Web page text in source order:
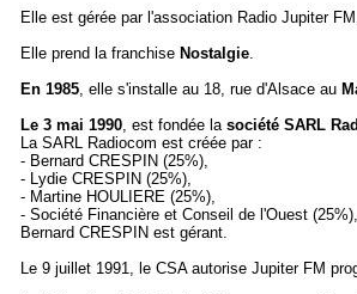
Elle est gérée par l'association Radio Jupiter
Elle prend la franchise Nostalgie.
En 1985, elle s'installe au 18, rue d'Alsace au
Le 3 mai 1990, est fondée la société SARL
La SARL Radiocom est créée par :
- Bernard CRESPIN (25%),
- Lydie CRESPIN (25%),
- Martine HOULIERE (25%),
- Société Financière et Conseil de l'Ouest
Bernard CRESPIN est gérant.
Le 9 juillet 1991, le CSA autorise Jupiter FM